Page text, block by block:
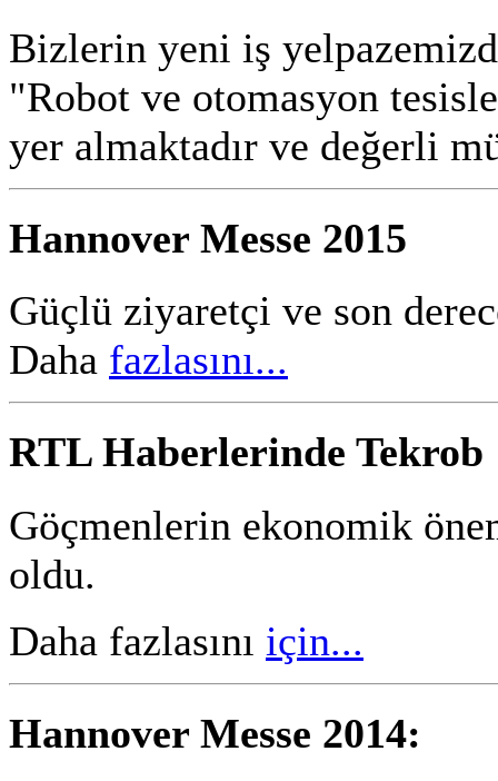
Bizlerin yeni iş
"Robot ve otomasyon
yer almaktadır ve değerli
Hannover Messe 2015
Güçlü ziyaretçi ve son
Daha fazlasını...
RTL Haberlerinde Tekrob
Göçmenlerin ekonomik
oldu.
Daha fazlasını için...
Hannover Messe 2014: